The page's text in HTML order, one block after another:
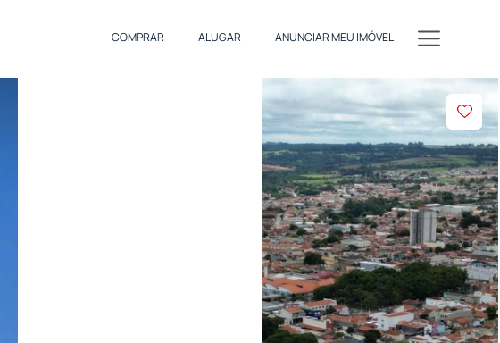
COMPRAR ALUGAR ANUNCIAR MEU IMÓVEL